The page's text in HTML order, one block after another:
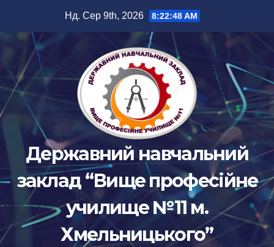
Нд. Сер 9th, 2026 8:22:50 AM
Державний навчальний
заклад “Вище професійне
училище №11 м.
Хмельницького”